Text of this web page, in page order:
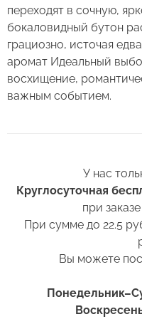
переходят в сочную,
бокаловидный бутон
грациозно, источая
аромат Идеальный
восхищение,
важным событием.
У нас
Круглосуточная
при заказе
При сумме до 22.5
Вы можете
Сервис:
Цена/Качество:
Доставка:
Соответствие:
3. Если Вы
он правильно
кратковременный
воздухом несколько
для цветов (наши
транспортируют
по горлышко), она
а также не
5. Обязательно
поставить в вазу.
или секатором.
6. Перед тем как
нижние листья
Выберите
Контакты
rosybel@mail.ru
Роза
Пожалуйста,